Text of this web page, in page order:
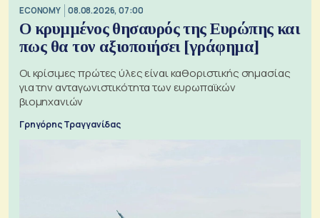
ECONOMY 08.08.2026, 07:00
Ο κρυμμένος θησαυρός της Ευρώπης και
πως θα τον αξιοποιήσει [γράφημα]
Οι κρίσιμες πρώτες ύλες είναι καθοριστικής σημασίας
για την ανταγωνιστικότητα των ευρωπαϊκών
βιομηχανιών
Γρηγόρης Τραγγανίδας